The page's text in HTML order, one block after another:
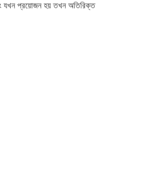
যখন প্রয়োজন হয় তখন অতিরিক্ত